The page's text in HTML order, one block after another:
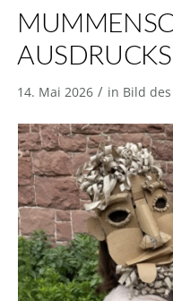
14. Mai 2026 / in Bild des